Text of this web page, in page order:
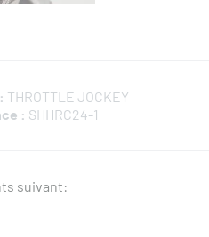
THROTTLE JOCKEY
: SHHRC24-1
suivant: